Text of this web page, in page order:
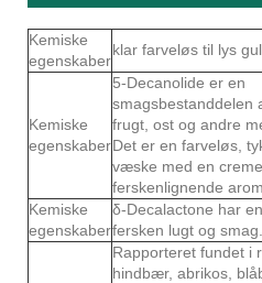
Kemiske
egenskaber
klar farveløs til lys
Kemiske
egenskaber
5-Decanolide er en
smagsbestanddelen
frugt, ost og andre
Det er en farveløs,
væske med en
ferskenlignende
Kemiske
egenskaber
δ-Decalactone har
fersken lugt og smag.
Rapporteret fundet i
hindbær, abrikos,